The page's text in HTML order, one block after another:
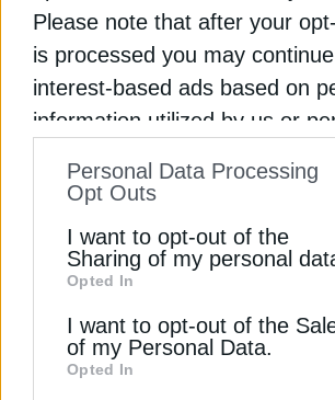
Please note that after your
is processed you may
interest-based ads based on
information utilized by us or
to your opt-out. You may
information by third parties on
of downstream participants.
information may also be
third parties on theIAB’s List of
Downstream Participants
Personal Data Processing
Opt Outs
I want to opt-out of the
Sharing of my personal
Opted In
I want to opt-out of the
of my Personal Data.
Opted In
από πυρηνικούς σταθμούς
ΘΕΡΜΟΚΡΑΣΙΑ ΙΝΔΙΑ ΚΑΥΣΩΝΑΣ
ΔΕΊΤΕ ΕΠΊΣΗΣ